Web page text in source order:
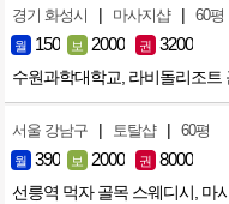
경기 화성시 | 마사지샵 | 60평
월 150 보 2000 권 3200
수원과학대학교, 라비돌리조트
서울 강남구 | 토탈샵 | 60평
월 390 보 2000 권 8000
선릉역 먹자 골목 스웨디시, 마